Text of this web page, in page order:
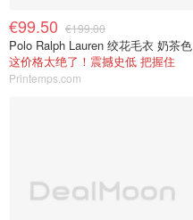
€99.50 €199.00
Polo Ralph Lauren 绞花毛衣 奶茶色
这价格太绝了！震撼史低 把握住
Printemps.com